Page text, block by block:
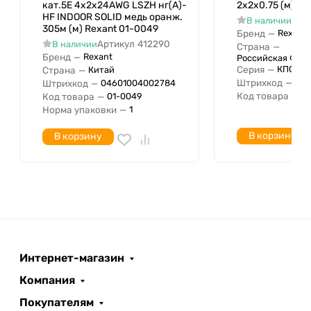
Бронирование/армирование
Рекомендуемая температура
монтажа при протяжке с
-10 град.C
Рекомендуемая температура
монтажа при протяжке по
60 град.C
Допустимая температура при
эксплуатации (без движения)
Сечение жилы
Количество жил
кат.5E 4х2х24AWG LSZH нг(А)-
HF INDOOR SOLID медь оранж.
305м (м) Rexant 01-0049
В наличииАртикул 412290
Бренд — Rexant
Страна — Китай
Штрихкод — 04601004002784
Код товара — 01-0049
Норма упаковки — 1
В корзину
2х2х0.75 (м)
В наличии
Бренд — Rexant
Страна —
Российская
Серия —
Штрихкод —
Код товара
В корзину
Интернет-магазин
Компания
Покупателям